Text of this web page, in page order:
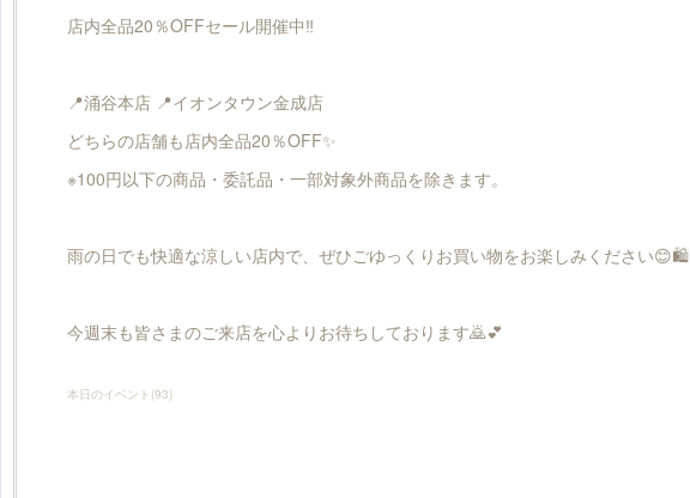
店内全品20％OFFセール開催中‼️
📍涌谷本店 📍イオンタウン金成店
どちらの店舗も店内全品20％OFF✨
※100円以下の商品・委託品・一部対象外商品を除きます。
雨の日でも快適な涼しい店内で、ぜひごゆっくりお買い物をお楽しみください😊🛍️
今週末も皆さまのご来店を心よりお待ちしております🙇💕
本日のイベント (93)